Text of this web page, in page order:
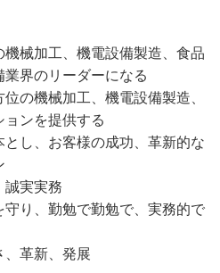
械加工、機電設備製造、食品
界のリーダーになる
の機械加工、機電設備製造、
ンを提供する
し、お客様の成功、革新的な
実実務
り、勤勉で勤勉で、実務的で
革新、発展